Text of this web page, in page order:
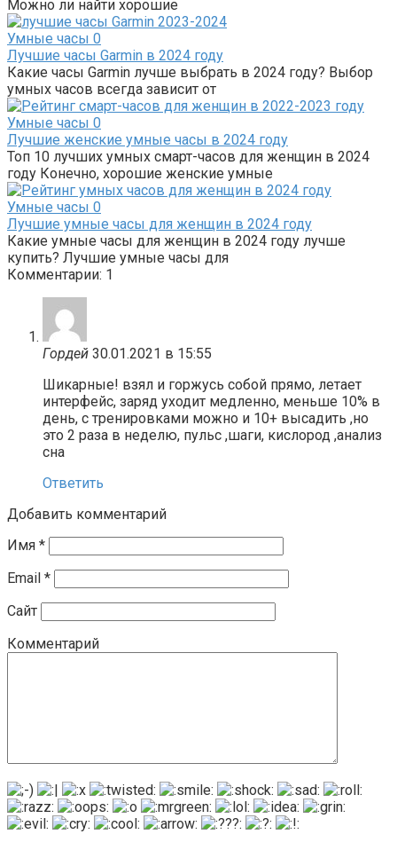
Можно ли найти хорошие
Умные часы 0
Лучшие часы Garmin в 2024 году
Какие часы Garmin лучше выбрать в 2024 году? Выбор
умных часов всегда зависит от
Умные часы 0
Лучшие женские умные часы в 2024 году
Топ 10 лучших умных смарт-часов для женщин в 2024
году Конечно, хорошие женские умные
Умные часы 0
Лучшие умные часы для женщин в 2024 году
Какие умные часы для женщин в 2024 году лучше
купить? Лучшие умные часы для
Комментарии: 1
Гордей 30.01.2021 в 15:55
Шикарные! взял и горжусь собой прямо, летает
интерфейс, заряд уходит медленно, меньше 10% в
день, с тренировками можно и 10+ высадить ,но
это 2 раза в неделю, пульс ,шаги, кислород ,анализ
сна
Ответить
Добавить комментарий
Имя *
Email *
Сайт
Комментарий